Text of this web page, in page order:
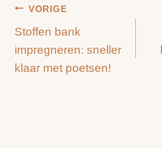
Bericht
navigatie
VORIGE
Stoffen bank
impregneren: sneller
klaar met poetsen!